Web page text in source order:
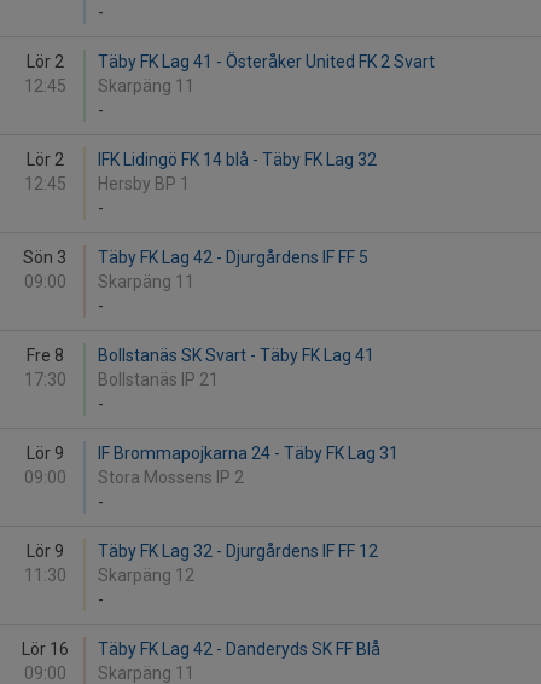
-
Lör 2
12:45
Täby FK Lag 41 - Österåker United FK 2 Svart
Skarpäng 11
-
Lör 2
12:45
IFK Lidingö FK 14 blå - Täby FK Lag 32
Hersby BP 1
-
Sön 3
09:00
Täby FK Lag 42 - Djurgårdens IF FF 5
Skarpäng 11
-
Fre 8
17:30
Bollstanäs SK Svart - Täby FK Lag 41
Bollstanäs IP 21
-
Lör 9
09:00
IF Brommapojkarna 24 - Täby FK Lag 31
Stora Mossens IP 2
-
Lör 9
11:30
Täby FK Lag 32 - Djurgårdens IF FF 12
Skarpäng 12
-
Lör 16
09:00
Täby FK Lag 42 - Danderyds SK FF Blå
Skarpäng 11